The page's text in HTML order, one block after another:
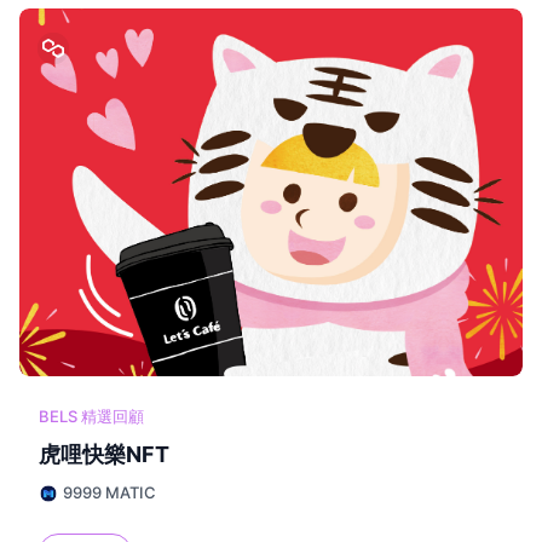
BELS 精選回顧
虎哩快樂NFT
9999 MATIC